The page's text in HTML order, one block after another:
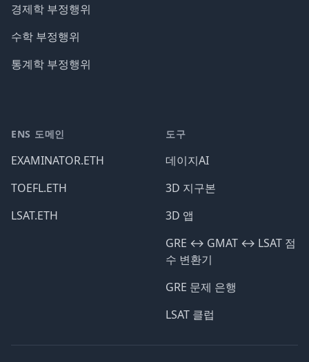
경제학 부정행위
수학 부정행위
통계학 부정행위
ENS 도메인
EXAMINATOR.ETH
TOEFL.ETH
LSAT.ETH
도구
데이지AI
3D 지구본
3D 앱
GRE ↔️ GMAT ↔️ LSAT 점
수 변환기
GRE 문제 은행
LSAT 클럽